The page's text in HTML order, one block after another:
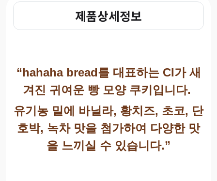
제품상세정보
“hahaha bread를 대표하는 CI가 새
겨진 귀여운 빵 모양 쿠키입니다.
유기농 밀에 바닐라, 황치즈, 초코, 단
호박, 녹차 맛을 첨가하여 다양한 맛
을 느끼실 수 있습니다.”